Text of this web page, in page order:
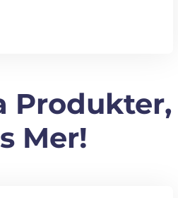
Produkter,
Mer!